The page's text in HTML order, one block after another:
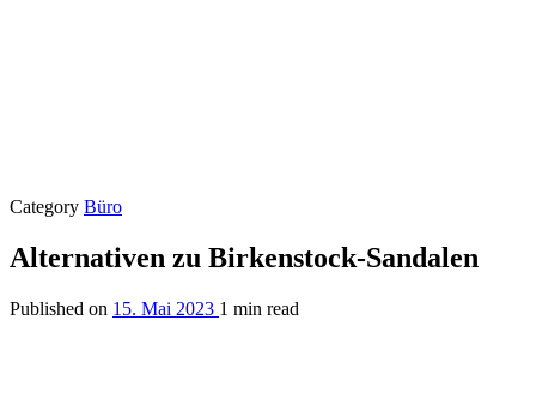
Category Büro
Alternativen zu Birkenstock-Sandalen
Published on 15. Mai 2023 1 min read